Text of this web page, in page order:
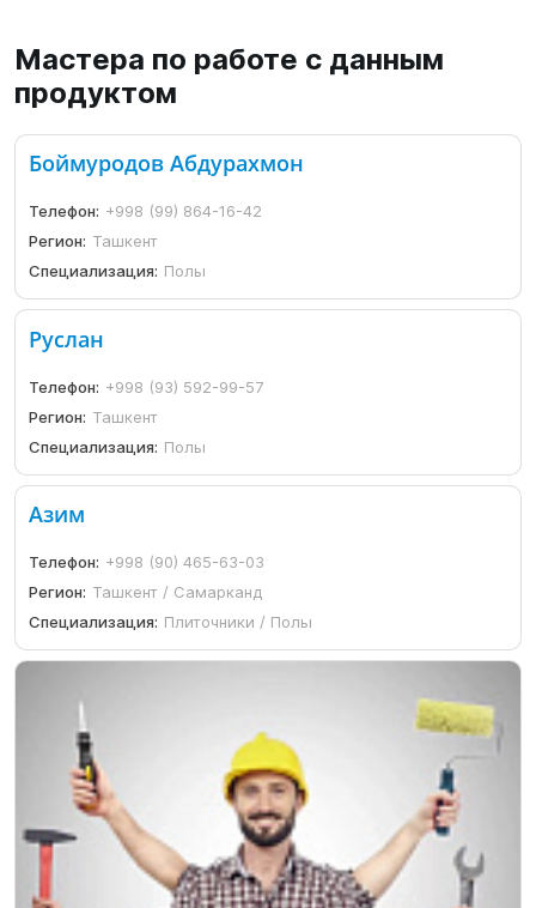
Мастера по работе с данным
продуктом
Боймуродов Абдурахмон
Телефон: +998 (99) 864-16-42
Регион: Ташкент
Специализация: Полы
Руслан
Телефон: +998 (93) 592-99-57
Регион: Ташкент
Специализация: Полы
Азим
Телефон: +998 (90) 465-63-03
Регион: Ташкент / Самарканд
Специализация: Плиточники / Полы